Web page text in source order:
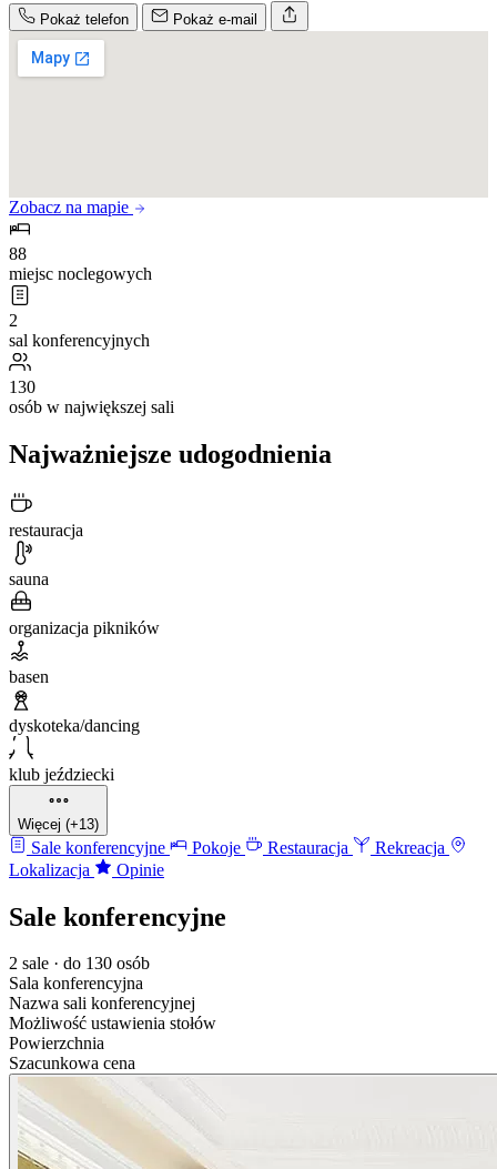
Pokaż telefon Pokaż e-mail
Zobacz na mapie
88
miejsc noclegowych
2
sal konferencyjnych
130
osób w największej sali
Najważniejsze udogodnienia
restauracja
sauna
organizacja pikników
basen
dyskoteka/dancing
klub jeździecki
Więcej (+13)
Sale konferencyjne Pokoje Restauracja
Rekreacja
Lokalizacja
Opinie
Sale konferencyjne
2 sale · do 130 osób
Sala konferencyjna
Nazwa sali konferencyjnej
Możliwość ustawienia stołów
Powierzchnia
Szacunkowa cena